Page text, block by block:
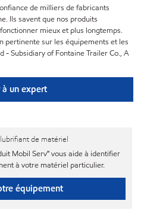
de milliers de fabricants
Ils savent que nos produits
mieux et plus longtemps.
pertinente sur les équipements et les
- Subsidiary of Fontaine Trailer Co., A
à un expert
de matériel
Mobil Serv℠ vous aide à identifier
à votre matériel particulier.
équipement